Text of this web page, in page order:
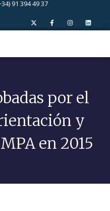
91 394 49 37
por el
y
en 2015